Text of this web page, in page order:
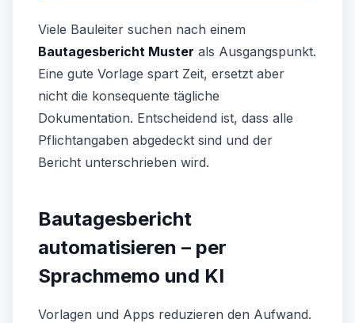
Viele Bauleiter suchen nach einem
Bautagesbericht Muster als Ausgangspunkt.
Eine gute Vorlage spart Zeit, ersetzt aber
nicht die konsequente tägliche
Dokumentation. Entscheidend ist, dass alle
Pflichtangaben abgedeckt sind und der
Bericht unterschrieben wird.
Bautagesbericht
automatisieren – per
Sprachmemo und KI
Vorlagen und Apps reduzieren den Aufwand.